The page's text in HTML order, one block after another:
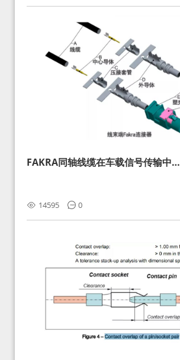
FAKRA同轴线缆在车载信号传输中的
14595 0